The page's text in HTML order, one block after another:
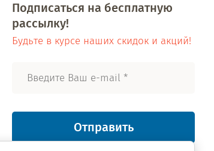
Подписаться на бесплатную
рассылку!
Будьте в курсе наших скидок и акций!
Отправить